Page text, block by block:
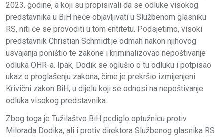
2023. godine, a koji su propisivali da se odluke visokog
predstavnika u BiH neće objavljivati u Službenom glasniku
RS, niti će se provoditi u tom entitetu. Podsjetimo, visoki
predstavnik Christian Schmidt je odmah nakon njihovog
usvajanja poništio te zakone i kriminalizovao nepoštivanje
odluka OHR-a. Ipak, Dodik se oglušio o tu odluku i potpisao
ukaz o proglašenju zakona, čime je prekršio izmijenjeni
Krivični zakon BiH, u dijelu koji se odnosi na nepoštivanje
odluka visokog predstavnika.
Zbog toga je Tužilaštvo BiH podiglo optužnicu protiv
Milorada Dodika, ali i protiv direktora Službenog glasnika RS